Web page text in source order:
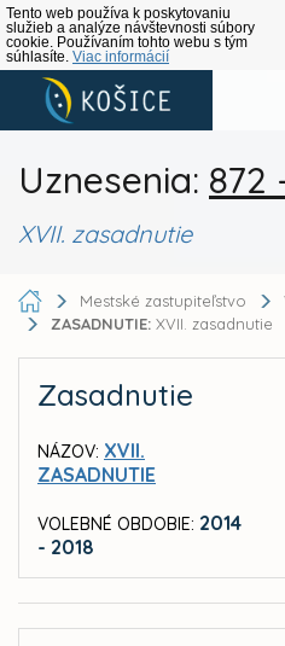
Tento web používa k poskytovaniu
služieb a analýze návštevnosti súbory
cookie. Používaním tohto webu s tým
súhlasíte. Viac informácií
Uznesenia: 872
XVII. zasadnutie
Mestské zastupiteľstvo
ZASADNUTIE: XVII. zasadnutie
Zasadnutie
NÁZOV: XVII.
ZASADNUTIE
VOLEBNÉ OBDOBIE: 2014
- 2018